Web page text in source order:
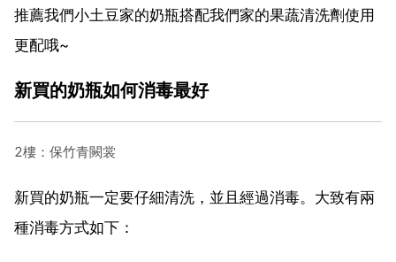
推薦我們小土豆家的奶瓶搭配我們家的果蔬清洗劑使用
更配哦~
新買的奶瓶如何消毒最好
2樓：保竹青闕裳
新買的奶瓶一定要仔細清洗，並且經過消毒。大致有兩
種消毒方式如下：